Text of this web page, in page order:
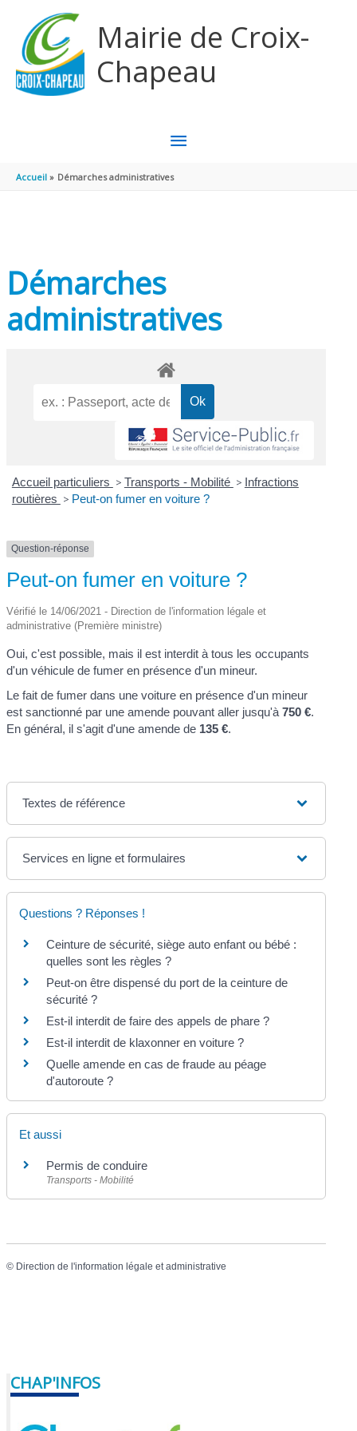
Mairie de Croix-
Chapeau
MENU
PRINCIPAL
Accueil Démarches administratives
Démarches
administratives
Accueil particuliers > Transports - Mobilité > Infractions
routières > Peut-on fumer en voiture ?
Question-réponse
Peut-on fumer en voiture ?
Vérifié le 14/06/2021 - Direction de l'information légale et
administrative (Première ministre)
Oui, c'est possible, mais il est interdit à tous les occupants
d'un véhicule de fumer en présence d'un mineur.
Le fait de fumer dans une voiture en présence d'un mineur
est sanctionné par une amende pouvant aller jusqu'à750 €.
En général, il s'agit d'une amende de 135 €.
Textes de référence
Services en ligne et formulaires
Questions ? Réponses !
Ceinture de sécurité, siège auto enfant ou bébé :
quelles sont les règles ?
Peut-on être dispensé du port de la ceinture de
sécurité ?
Est-il interdit de faire des appels de phare ?
Est-il interdit de klaxonner en voiture ?
Quelle amende en cas de fraude au péage
d'autoroute ?
Et aussi
Permis de conduire
Transports - Mobilité
© Direction de l'information légale et administrative
CHAP'INFOS